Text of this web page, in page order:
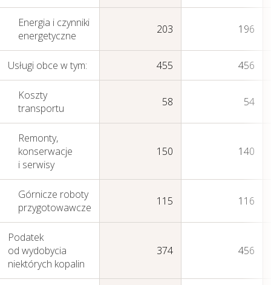
Działania w sferze
zagadnień
społecznych
Energia i czynniki
energetyczne
203 196
Usługi obce w tym: 455 456
Koszty
transportu
58 54
Remonty,
konserwacje
i serwisy
150 140
Górnicze roboty
przygotowawcze
115 116
Podatek
od wydobycia
niektórych kopalin
374 456